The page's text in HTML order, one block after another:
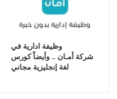
وظيفة ادارية في
شركة أمـان .. وأيضاً كورس
لغة إنجليزية مجاني